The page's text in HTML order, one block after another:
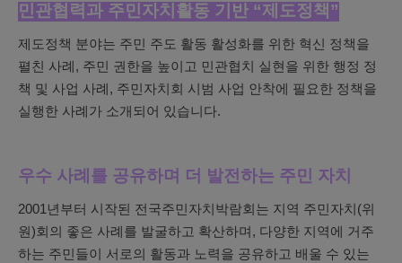
민관협력과 주민자치활동 기반 “제도정책”
제도정책 분야는 주민 주도 활동 활성화를 위한 혁신 정책을
펼친 사례, 주민 권한을 높이고 민관협치 실현을 위한 행정 정
책 및 사업 사례, 주민자치회 시범 사업 안착에 필요한 정책을
실행한 사례가 소개되어 있습니다.
우수 사례를 공유하며 더 발전하는 주민 자치
2001년부터 시작된 전국주민자치박람회는 지역 주민자치(위
원)회의 좋은 사례를 발굴하고 확산하며, 다양한 지역에 거주
하는 주민들이 서로의 활동과 노력을 공유하고 배울 수 있는